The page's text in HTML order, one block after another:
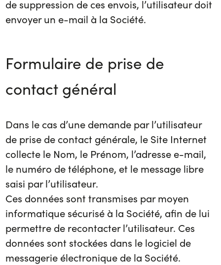
de suppression de ces envois, l’utilisateur doit
envoyer un e-mail à la Société.
Formulaire de prise de
contact général
Dans le cas d’une demande par l’utilisateur
de prise de contact générale, le Site Internet
collecte le Nom, le Prénom, l’adresse e-mail,
le numéro de téléphone, et le message libre
saisi par l’utilisateur.
Ces données sont transmises par moyen
informatique sécurisé à la Société, afin de lui
permettre de recontacter l’utilisateur. Ces
données sont stockées dans le logiciel de
messagerie électronique de la Société.